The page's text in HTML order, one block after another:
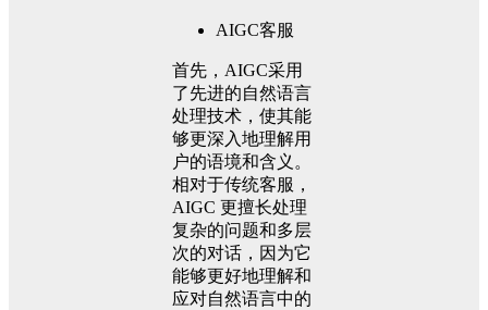
AIGC客服
首先，AIGC采用
了先进的自然语言
处理技术，使其能
够更深入地理解用
户的语境和含义。
相对于传统客服，
AIGC 更擅长处理
复杂的问题和多层
次的对话，因为它
能够更好地理解和
应对自然语言中的